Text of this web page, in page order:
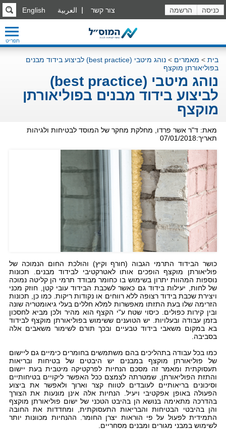
כניסה הרשמה English العربية צור קשר
תפריט
בית > מאמרים >
נוהג מיטבי (best practice) לביצוע בידוד מבנים
בפוליאורתן מוקצף
נוהג מיטבי (best practice)
לביצוע בידוד מבנים בפוליאורתן
מוקצף
מאת: ד"ר אשר פרדו, מחלקת מחקר של המוסד לבטיחות ולגיהות
תאריך:07/01/2018
כושר הבידוד התרמי הגבוה (חורף וקיץ) והולכת החום הנמוכה של
פוליאורתן מוקצף הופכים אותו לאטרקטיבי לבידוד מבנים. תכונות
נוספות המהוות יתרון בשימוש בו כחומר מבודד תרמי הן קליטה נמוכה
של לחות, יעילות בידוד גם כאשר לשכבת הבידוד עובי קטן, חוזק מכני
ויצירת שכבת בידוד רצופה ללא רווחים או נקודות ריקות. כמו כן, תכונות
הזרימה שלו בעת התזתו מאפשרות למלא חללים בעלי גיאומטריה שונה
ובין קירות כפולים. כיסוי שטח ע"י הקצף הוא מהיר ולכן מביא לחסכון
בזמן עבודה ובעלויות. יש הטוענים ששימוש בפוליאורתן מוקצף לבידוד
בא במקום משאבי בידוד טבעיים ובכך תורם לשימור משאבים אלה
בסביבה.
כמו בכל עבודה בתהליכים בהם משתמשים בחומרים כימיים גם ליישום
של פוליאורתן מוקצף במבנים יש היבטים של בטיחות ובריאות
תעסוקתית ומאמר זה מסכם הנחיות לפרקטיקה מיטבית בעת יישום
והתזת הפוליאורתן, שמטרתה לצמצם ככל האפשר ליקויים בטיחותיים
וסיכונים בריאותיים לעובדים לטווח קצר וארוך ולאפשר את ביצוע
הפעולה באופן אפקטיבי ויעיל. הנחיות אלה אינן מונעות את הצורך
בהדרכה מתאימה בנושא הן בהיבט הטכני של ישום פוליאורתן מוקצף
והן בהיבטי הבטיחות והבריאות התעסוקתית, ומחדדות את החובה
התמידית לפעול על פי הוראות יצרן החומר. ההנחיות מכוונות יותר
לשימוש במבני מגורים ומבנים מסחריים.